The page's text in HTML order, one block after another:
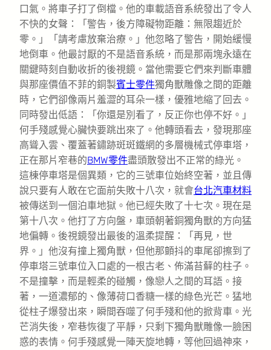
口氣。將車子打了倒檔。他的車載語音系統發出了令人
不快的女聲：「警告，後方障礙物距離：無限趨近於
零。」「請考慮放棄治療。」他忽略了警告，開始緩慢
地倒車。他最討厭的不是語音系統，而是那兩塊永遠在
關鍵時刻自動收折的後視鏡。當他需要它們來判斷車體
與那座價值不菲的銅製賓士零件獨角獸雕像之間的距離
時，它們卻像兩片羞澀的耳朵一樣，優雅地縮了回去。
同時發出低語：「你還是別看了，反正你也停不好。」
何手殘感覺心臟快要跳出來了。他轉頭看去，發現那座
高聳入雲、覆蓋著鏽跡斑斑鐵網的多層機械式停車塔，
正在那片窄巷的BMW零件盡頭散發出不正常的綠光。
這棟停車塔是個異類，它的三號車位始終空著，並且傳
說只要有人敢在它面前失敗十八次，就會台北汽車材料
被傳送到一個泊車地獄。他已經失敗了十七次。現在是
第十八次。他打了方向盤，車頭朝著銅獨角獸的方向猛
地偏轉。後視鏡發出最後的溫柔提醒：「再見，世
界。」他沒有撞上獨角獸，但他那顫抖的車尾卻擦到了
停車塔三號車位入口處的一根古老、佈滿苔蘚的柱子。
不是撞擊，而是輕柔的碰觸，像戀人之間的耳語。接
著，一道濃郁的、像薄荷口香糖一樣的綠色光芒。猛地
從柱子爆發出來，瞬間吞噬了何手殘和他的掀背車。光
芒消失後，窄巷恢復了平靜，只剩下獨角獸雕像一臉困
惑的表情。何手殘感覺一陣天旋地轉，等他回過神來，